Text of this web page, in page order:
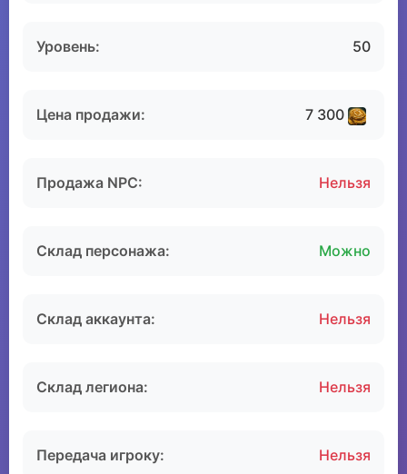
Уровень: 50
Цена продажи: 7 300
Продажа NPC: Нельзя
Склад персонажа: Можно
Склад аккаунта: Нельзя
Склад легиона: Нельзя
Передача игроку: Нельзя